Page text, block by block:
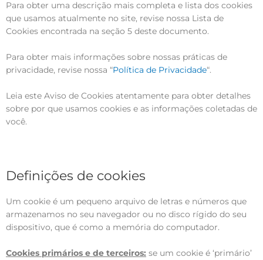
Para obter uma descrição mais completa e lista dos cookies
que usamos atualmente no site, revise nossa Lista de
Cookies encontrada na seção 5 deste documento.
Para obter mais informações sobre nossas práticas de
privacidade, revise nossa “Política de Privacidade“.
Leia este Aviso de Cookies atentamente para obter detalhes
sobre por que usamos cookies e as informações coletadas de
você.
Definições de cookies
Um cookie é um pequeno arquivo de letras e números que
armazenamos no seu navegador ou no disco rígido do seu
dispositivo, que é como a memória do computador.
Cookies primários e de terceiros: se um cookie é ‘primário’